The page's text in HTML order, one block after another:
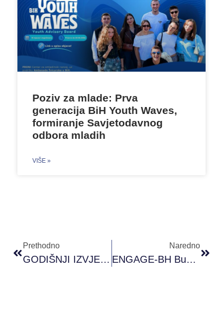
Poziv za mlade: Prva
generacija BiH Youth Waves,
formiranje Savjetodavnog
odbora mladih
VIŠE »
Prethodno
GODIŠNJI IZVJEŠTAJ 2024
Naredno
ENGAGE-BH Buduće Generacije Za Sveobuhvatnu Zelenu I Energetsku Tranziciju U Bosni I Hercegovini